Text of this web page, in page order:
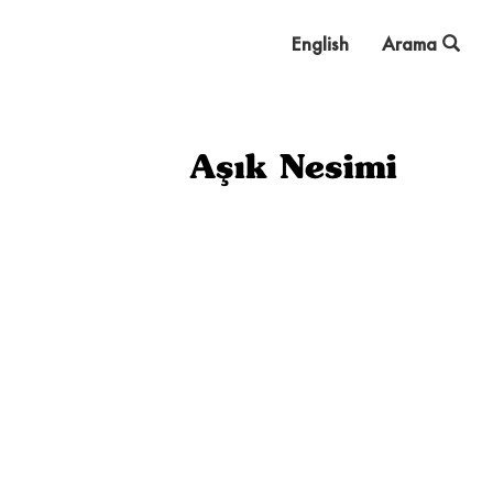
Arama
English
Aşık Nesimi